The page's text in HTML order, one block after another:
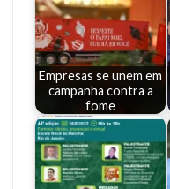
Empresas se unem em
campanha contra a
fome